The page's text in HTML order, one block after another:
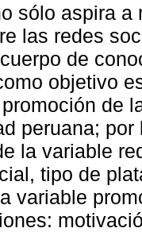
sólo aspira
las redes
de
objetivo
de
peruana;
la variable
tipo de
variable